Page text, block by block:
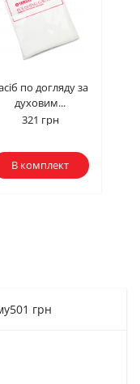
по догляду за
духовим...
321 грн
В комплект
501 грн